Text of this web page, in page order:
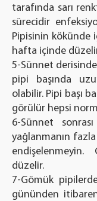
tarafında sarı
sürecidir
Pipisinin kökünde
hafta içinde
5-Sünnet derisinde
pipi başında
olabilir. Pipi başı
görülür hepsi
6-Sünnet
yağlanmanın
düzelir.
7-Gömük
gününden